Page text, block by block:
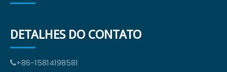
DETALHES DO CONTATO
+86-15814198581